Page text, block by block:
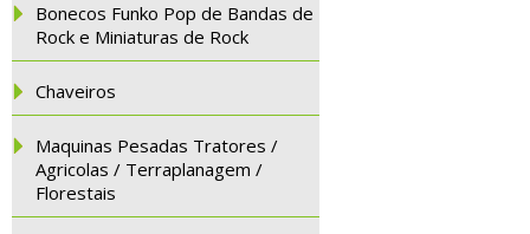
Bonecos Funko Pop de Bandas de
Rock e Miniaturas de Rock
Chaveiros
Maquinas Pesadas Tratores /
Agricolas / Terraplanagem /
Florestais